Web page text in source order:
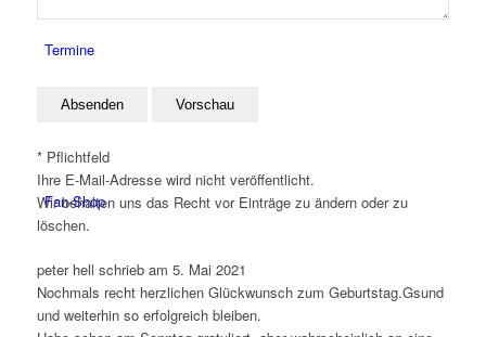
Termine
Fan-Shop
* Pflichtfeld
Ihre E-Mail-Adresse wird nicht veröffentlicht.
Wir behalten uns das Recht vor Einträge zu ändern oder zu
löschen.
peter hell schrieb am 5. Mai 2021
Nochmals recht herzlichen Glückwunsch zum Geburtstag.Gsund
und weiterhin so erfolgreich bleiben.